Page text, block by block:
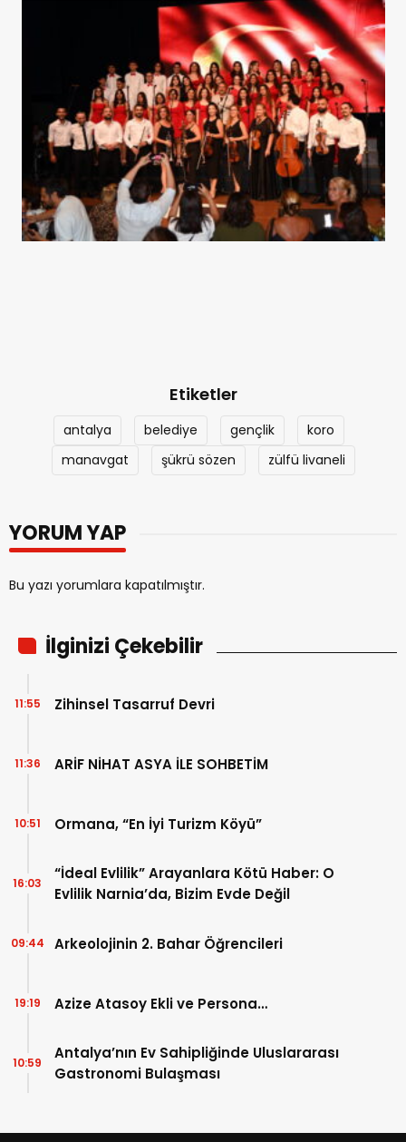
Etiketler
antalya belediye gençlik
koro
manavgat
şükrü sözen zülfü livaneli
YORUM YAP
Bu yazı yorumlara kapatılmıştır.
İlginizi Çekebilir
Zihinsel Tasarruf Devri
11:55
ARİF NİHAT ASYA İLE SOHBETİM
11:36
Ormana, “En İyi Turizm Köyü”
10:51
“İdeal Evlilik” Arayanlara Kötü Haber: O
Evlilik Narnia’da, Bizim Evde Değil
16:03
Arkeolojinin 2. Bahar Öğrencileri
09:44
Azize Atasoy Ekli ve Persona…
19:19
Antalya’nın Ev Sahipliğinde Uluslararası
Gastronomi Bulaşması
10:59